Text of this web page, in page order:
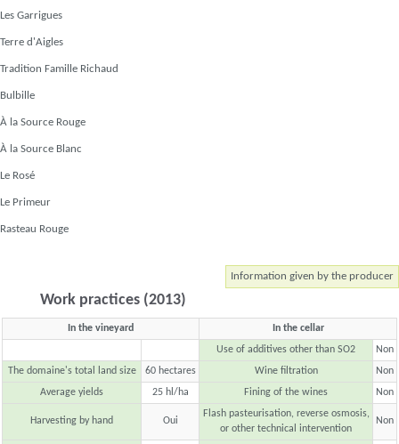
Les Garrigues
Terre d'Aigles
Tradition Famille Richaud
Bulbille
À la Source Rouge
À la Source Blanc
Le Rosé
Le Primeur
Rasteau Rouge
Information given by the producer
Work practices (2013)
In the vineyard
In the cellar
Use of additives other than SO2
Non
The domaine's total land size
60 hectares Wine filtration
Non
Average yields
25 hl/ha Fining of the wines Non
Harvesting by hand Oui
Flash pasteurisation, reverse osmosis,
or other technical intervention
Non